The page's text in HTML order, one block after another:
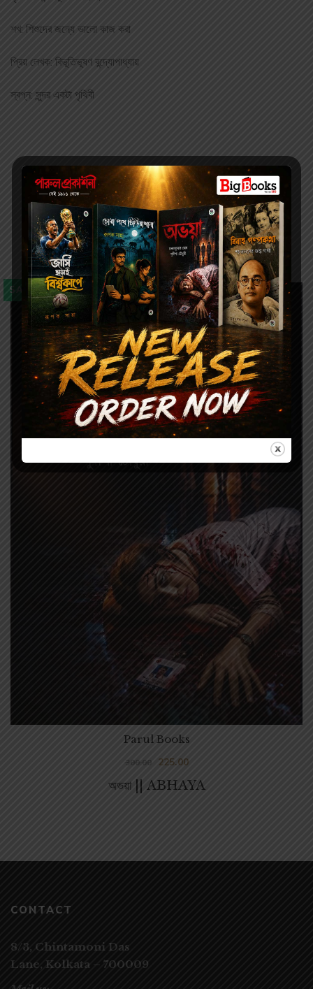
শখ: শিশুদের জন্যে ভালো কাজ করা
প্রিয় লেখক: বিভূতিভূষণ বন্দ্যোপাধ্যায়
স্বপ্ন: সুন্দর একটা পৃথিবী
Author's books
SALE
অভয়া || ABHAYA
Parul Books
300.00 225.00
CONTACT
8/3, Chintamoni Das
Lane, Kolkata – 700009